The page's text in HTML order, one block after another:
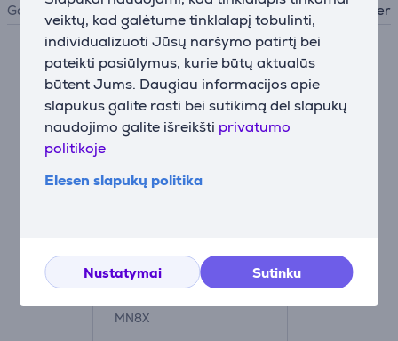
veiktų, kad galėtume tinklalapį tobulinti,
individualizuoti Jūsų naršymo patirtį bei
pateikti pasiūlymus, kurie būtų aktualūs
būtent Jums. Daugiau informacijos apie
slapukus galite rasti bei sutikimą dėl slapukų
naudojimo galite išreikšti privatumo
politikoje
Elesen slapukų politika
Nustatymai Sutinku
Gamintojas Beurer
Priedai
Beurer, juodas -
Skustuvas
MN8X